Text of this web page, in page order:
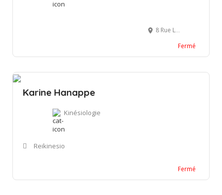
8 Rue Louis Braille, 16000 Angoulême, France
Fermé
Karine Hanappe
Kinésiologie
Reikinesio
Fermé